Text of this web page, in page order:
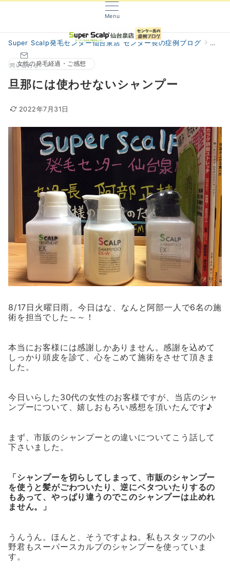
Menu
問い合わせ
Super Scalp発毛センター仙台泉店 センター長の症例ブログ 阿部
女性の発毛経過・ご感想
旦那には使わせないシャンプー
2022年7月31日
8/17日火曜日雨。今日はな、なんと阿部一人で6名の施
術を担当でした～～！
本当にお客様には感謝しかありません。感謝を込めて
しっかり頭皮を診て、心をこめて施術をさせて頂きま
した。
今日いらした30代の女性のお客様ですが、当店のシャ
ンプーについて、嬉しおもろい感想を頂いたんです♪
まず、市販のシャンプーとの違いについてこう話して
下さいました。
「シャンプーを切らしてしまって、市販のシャンプー
を使うと髪がごわついたり、逆にベタついたりするの
もあって、やっぱり違うのでこのシャンプーは止めれ
ません。」
うんうん。ほんと、そうですよね。私もスタッフの小
野君もスーパースカルプのシャンプーを使っていま
す。